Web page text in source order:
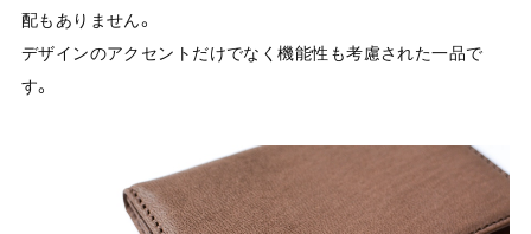
配もありません。
デザインのアクセントだけでなく機能性も考慮された一品で
す。